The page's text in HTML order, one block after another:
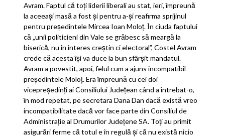
Avram. Faptul că toţi liderii liberali au stat, ieri, împreună
la aceeaşi masă a fost şi pentru a-şi reafirma sprijinul
pentru preşedintele Mircea Ioan Moloţ. În ciuda faptului
că „unii politicieni din Vale se grăbesc să meargă la
biserică, nu în interes creştin ci electoral”, Costel Avram
crede că acesta îşi va duce la bun sfârşit mandatul.
Avram a povestit, apoi, felul cum a ajuns incompatibil
preşedintele Moloţ. Era împreună cu cei doi
vicepreşedinţi ai Consiliului Judeţean când a întrebat-o,
în mod repetat, pe secretara Dana Dan dacă există vreo
incompatibilitate dacă vor face parte din Consiliul de
Administraţie al Drumurilor Judeţene SA. Toţi au primit
asigurări ferme că totul e în regulă şi că nu există nicio